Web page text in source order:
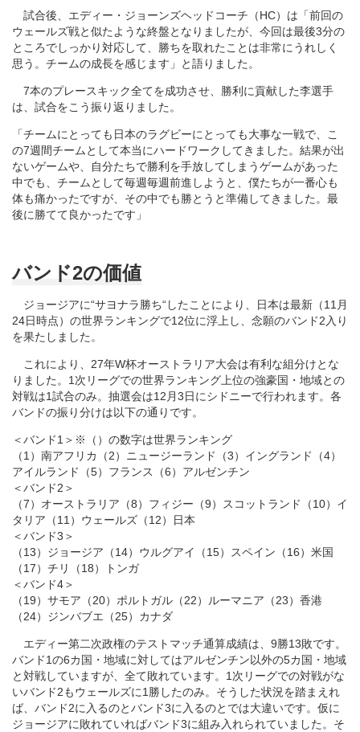
試合後、エディー・ジョーンズヘッドコーチ（HC）は「前回の
ウェールズ戦と似たような終盤となりましたが、今回は最後3分の
ところでしっかり対応して、勝ちを取れたことは非常にうれしく
思う。チームの成長を感じます」と語りました。
7本のプレースキック全てを成功させ、勝利に貢献した李選手
は、試合をこう振り返りました。
「チームにとっても日本のラグビーにとっても大事な一戦で、こ
の7週間チームとして本当にハードワークしてきました。結果が出
ないゲームや、自分たちで勝利を手放してしまうゲームがあった
中でも、チームとして毎週毎週前進しようと、僕たちが一番心も
体も痛かったですが、その中でも勝とうと準備してきました。最
後に勝てて良かったです」
バンド2の価値
ジョージアに“サヨナラ勝ち“したことにより、日本は最新（11月
24日時点）の世界ランキングで12位に浮上し、念願のバンド2入り
を果たしました。
これにより、27年W杯オーストラリア大会は有利な組分けとな
りました。1次リーグでの世界ランキング上位の強豪国・地域との
対戦は1試合のみ。抽選会は12月3日にシドニーで行われます。各
バンドの振り分けは以下の通りです。
＜バンド1＞※（）の数字は世界ランキング
（1）南アフリカ（2）ニュージーランド（3）イングランド（4）
アイルランド（5）フランス（6）アルゼンチン
＜バンド2＞
（7）オーストラリア（8）フィジー（9）スコットランド（10）イ
タリア（11）ウェールズ（12）日本
＜バンド3＞
（13）ジョージア（14）ウルグアイ（15）スペイン（16）米国
（17）チリ（18）トンガ
＜バンド4＞
（19）サモア（20）ポルトガル（22）ルーマニア（23）香港
（24）ジンバブエ（25）カナダ
エディー第二次政権のテストマッチ通算成績は、9勝13敗です。
バンド1の6カ国・地域に対してはアルゼンチン以外の5カ国・地域
と対戦していますが、全て敗れています。1次リーグでの対戦がな
いバンド2もウェールズに1勝したのみ。そうした状況を踏まえれ
ば、バンド2に入るのとバンド3に入るのとでは大違いです。仮に
ジョージアに敗れていればバンド3に組み入れられていました。そ